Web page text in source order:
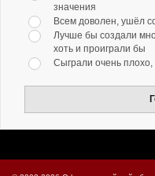
значения
Всем доволен, ушёл
Лучше бы создали
хоть и проиграли бы
Сыграли очень